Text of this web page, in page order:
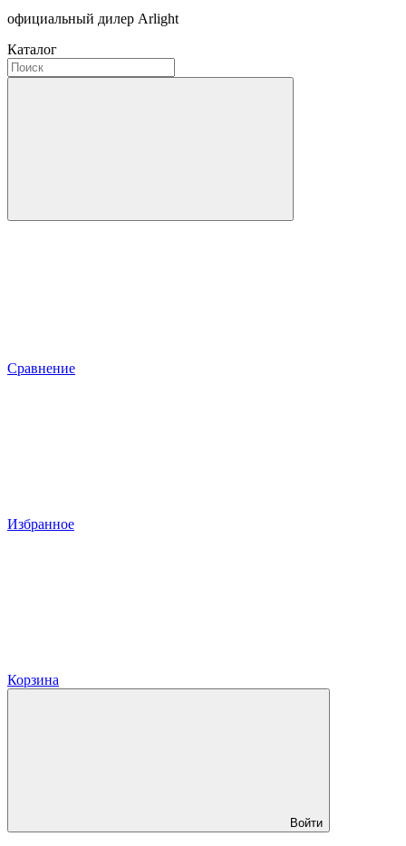
официальный дилер Arlight
Каталог
Сравнение
Избранное
Корзина
Войти